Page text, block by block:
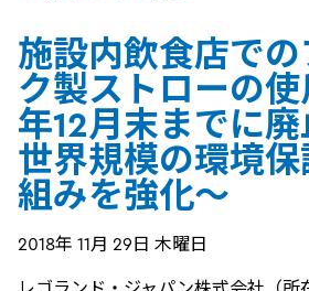
施設内飲食店で
ク製ストローの
年12月末までに
世界規模の環境保
組みを強化～
2018年 11月 29日 木曜日